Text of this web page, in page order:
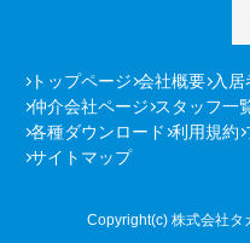
トップページ 会社概要 入居
仲介会社ページ スタッフ一
各種ダウンロード 利用規約
サイトマップ
Copyright(c) 株式会社タ